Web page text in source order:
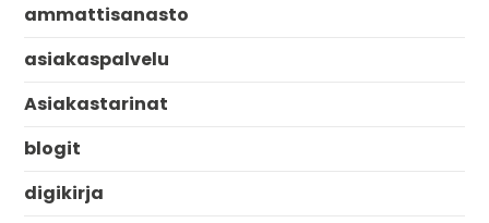
ammattisanasto
asiakaspalvelu
Asiakastarinat
blogit
digikirja